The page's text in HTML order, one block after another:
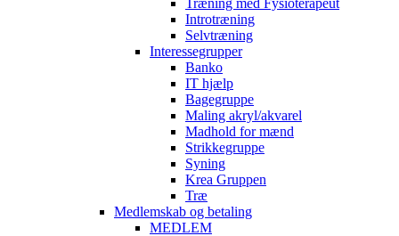
Træning med Fysioterapeut
Introtræning
Selvtræning
Interessegrupper
Banko
IT hjælp
Bagegruppe
Maling akryl/akvarel
Madhold for mænd
Strikkegruppe
Syning
Krea Gruppen
Træ
Medlemskab og betaling
MEDLEM